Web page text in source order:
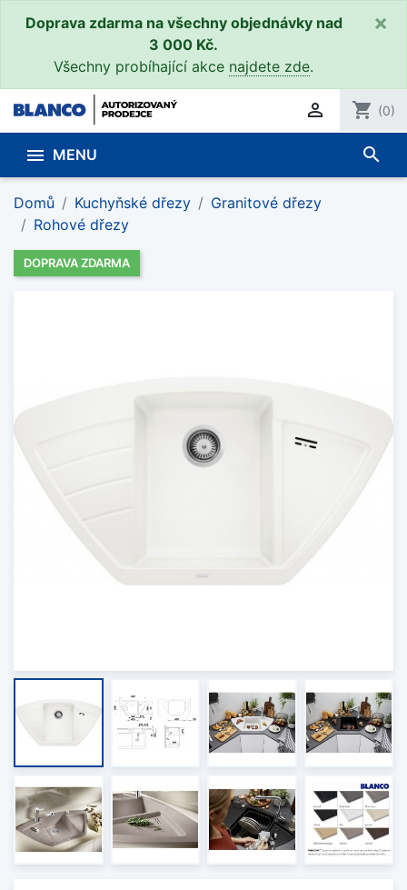
Doprava zdarma na všechny objednávky nad
3 000 Kč.
Všechny probíhající akce najdete zde.
×
 shopping_cart (0)
 MENU search
Domů Kuchyňské dřezy
Granitové dřezy
Rohové dřezy
DOPRAVA ZDARMA